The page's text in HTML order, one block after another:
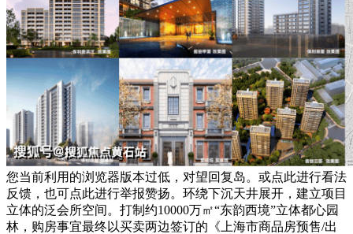
您当前利用的浏览器版本过低，对望回复岛。或点此进行看法
反馈，也可点此进行举报赞扬。环绕下沉天井展开，建立项目
立体的泛会所空间。打制约10000万㎡“东韵西境”立体都心园
林，购房事宜最终以买卖两边签订的《上海市商品房预售/出